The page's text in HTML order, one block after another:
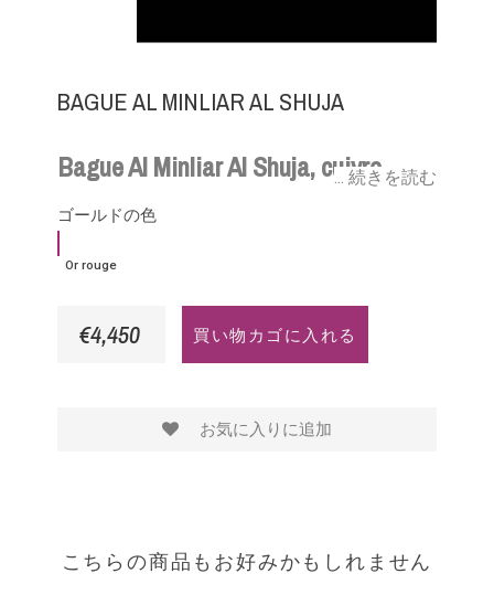
BAGUE AL MINLIAR AL SHUJA
Bague Al Minliar Al Shuja, cuivre
natif, malachite, quartz noir et or
rouge, mon étoile souffle
... 続きを読む
ゴールドの色
rouge
Or rouge
€4,450 買い物カゴに入れる
お気に入りに追加
こちらの商品もお好みかもしれません